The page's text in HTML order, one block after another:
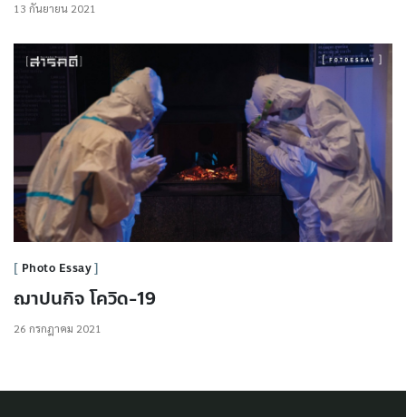
13 กันยายน 2021
Photo Essay
ฌาปนกิจ โควิด-19
26 กรกฎาคม 2021